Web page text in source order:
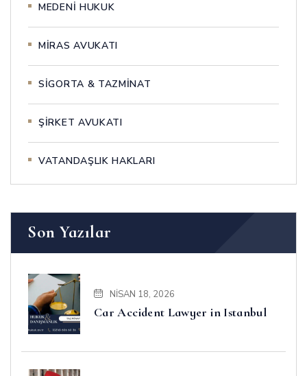
MEDENİ HUKUK
MİRAS AVUKATI
SİGORTA & TAZMİNAT
ŞİRKET AVUKATI
VATANDAŞLIK HAKLARI
Son Yazılar
NISAN 18, 2026
Car Accident Lawyer in Istanbul